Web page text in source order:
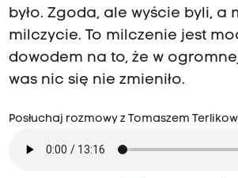
było. Zgoda, ale wyście byli, a
milczycie. To milczenie jest
dowodem na to, że w
was nic się nie zmieniło.
Posłuchaj rozmowy z Tomaszem